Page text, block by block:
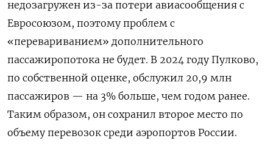
недозагружен из-за потери авиасообщения с
Евросоюзом, поэтому проблем с
«перевариванием» дополнительного
пассажиропотока не будет. В 2024 году Пулково,
по собственной оценке, обслужил 20,9 млн
пассажиров — на 3% больше, чем годом ранее.
Таким образом, он сохранил второе место по
объему перевозок среди аэропортов России.